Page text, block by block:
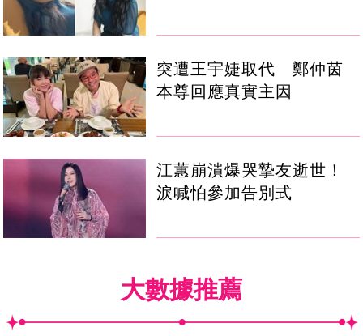
突遭王宇婕取代 鄭仲茵
本尊回應真實主因
江蕙崩潰爆哭摯友逝世！
淚喊怕參加告別式
大數據推薦